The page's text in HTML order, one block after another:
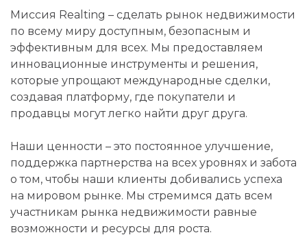
Миссия Realting – сделать рынок недвижимости
по всему миру доступным, безопасным и
эффективным для всех. Мы предоставляем
инновационные инструменты и решения,
которые упрощают международные сделки,
создавая платформу, где покупатели и
продавцы могут легко найти друг друга.
Наши ценности – это постоянное улучшение,
поддержка партнерства на всех уровнях и забота
о том, чтобы наши клиенты добивались успеха
на мировом рынке. Мы стремимся дать всем
участникам рынка недвижимости равные
возможности и ресурсы для роста.